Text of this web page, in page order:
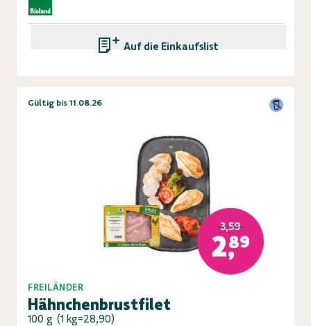
Auf die Einkaufsliste
Gültig bis 11.08.26
3,59
2,89
FREILÄNDER
Hähnchenbrustfilet
100 g (1 kg=28,90)